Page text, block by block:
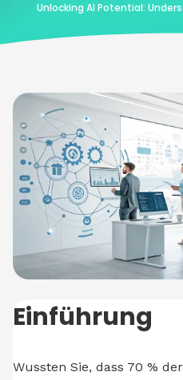
Unlocking AI Potential:
Einführung
Wussten Sie, dass 70 %